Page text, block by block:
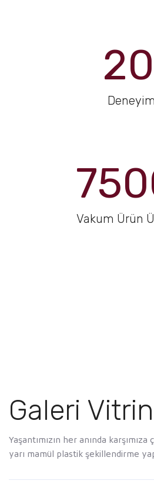
20
Deneyim
Vakum Ürün
Galeri
Yaşantımızın her anında
yarı mamül plastik şekillendirme